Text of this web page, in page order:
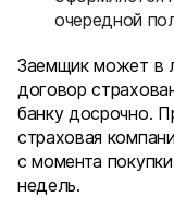
очередной
Заемщик может в
договор
банку досрочно.
страховая
с момента
недель.